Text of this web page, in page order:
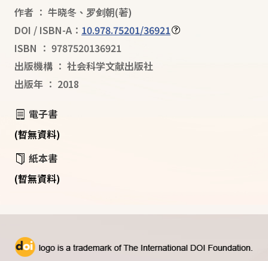
作者 ： 牛晓冬 、 罗剑朝(著)
DOI / ISBN-A： 10.978.75201/36921
ISBN ： 9787520136921
出版機構 ： 社会科学文献出版社
出版年 ： 2018
電子書
(暫無資料)
紙本書
(暫無資料)